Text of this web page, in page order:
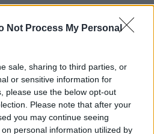
Not Process My Personal
sale, sharing to third parties, or
or sensitive information for
please use the below opt-out
Please note that after your
you may continue seeing
personal information utilized by
akit nem védett meg senki –
Gyilkosság a Garda-tónál 12.